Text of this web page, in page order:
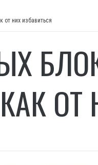
них избавиться
ОТ